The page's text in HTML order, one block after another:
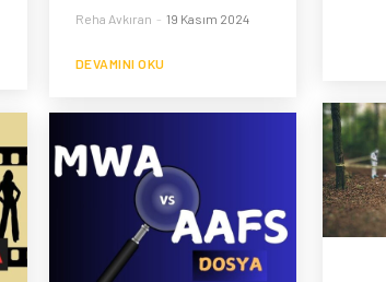
Reha Avkıran - 19 Kasım 2024
DEVAMINI OKU